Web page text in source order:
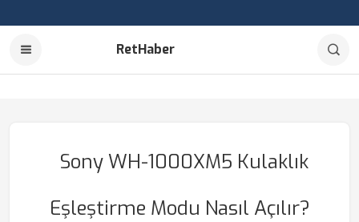
RetHaber
Sony WH-1000XM5 Kulaklık
Eşleştirme Modu Nasıl Açılır?